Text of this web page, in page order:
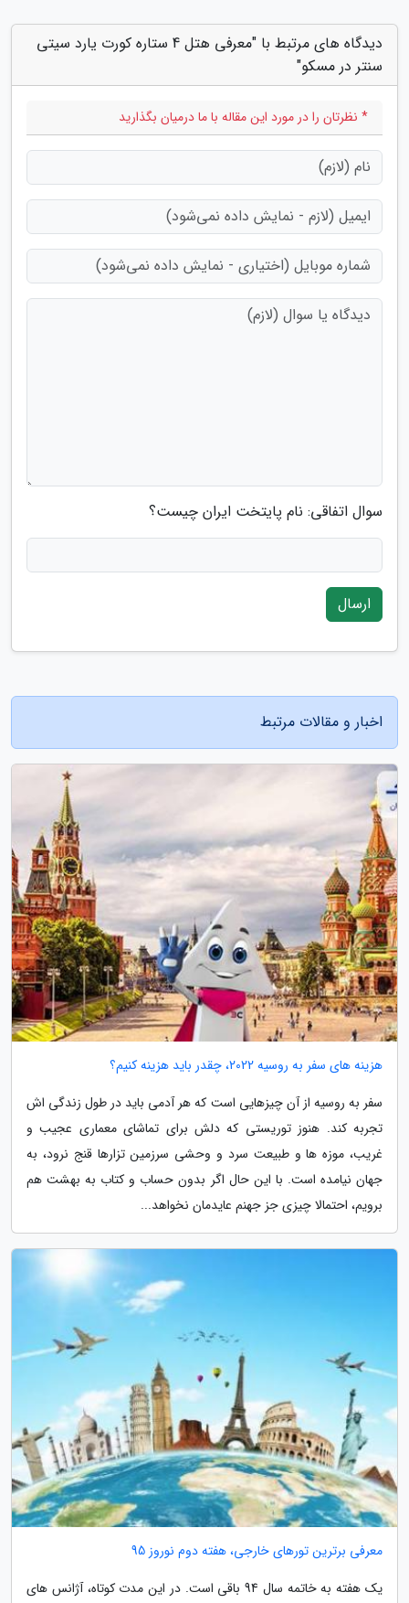
دیدگاه های مرتبط با "معرفی هتل 4 ستاره کورت یارد سیتی
سنتر در مسکو"
* نظرتان را در مورد این مقاله با ما درمیان بگذارید
سوال اتفاقی: نام پایتخت ایران چیست؟
ارسال
اخبار و مقالات مرتبط
هزینه های سفر به روسیه 2022، چقدر باید هزینه کنیم؟
سفر به روسیه از آن چیزهایی است که هر آدمی باید در طول زندگی اش
تجربه کند. هنوز توریستی که دلش برای تماشای معماری عجیب و
غریب، موزه ها و طبیعت سرد و وحشی سرزمین تزارها قنج نرود، به
جهان نیامده است. با این حال اگر بدون حساب و کتاب به بهشت هم
برویم، احتمالا چیزی جز جهنم عایدمان نخواهد...
معرفی برترین تورهای خارجی، هفته دوم نوروز 95
یک هفته به خاتمه سال 94 باقی است. در این مدت کوتاه، آژانس های